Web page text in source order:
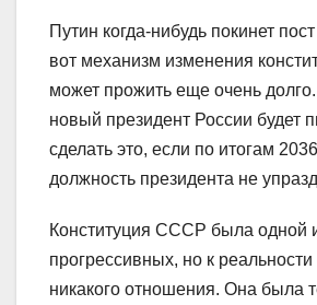
Путин когда-нибудь покинет
вот механизм изменения
может прожить еще очень
новый президент России будет
сделать это, если по итогам
должность президента не
Конституция СССР была одной
прогрессивных, но к
никакого отношения. Она была